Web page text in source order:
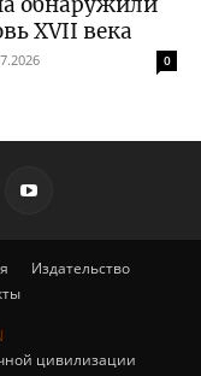
XVII века
0
Издательство
цивилизации